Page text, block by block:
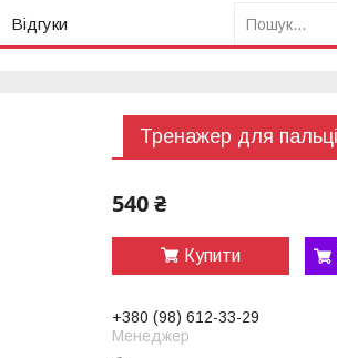
Відгуки
Тренажер для
540 ₴
Купити
+380 (98) 612-33-29
Менеджер